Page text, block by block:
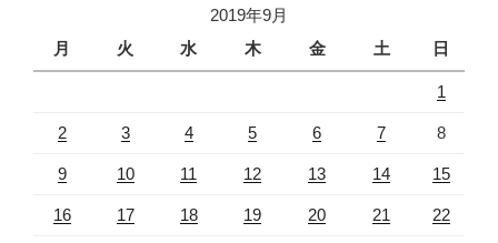
2019年9月
月
火 水 木 金 土 日
1
2 3 4 5 6 7 8
9 10 11 12 13 14 15
16 17 18 19 20 21 22